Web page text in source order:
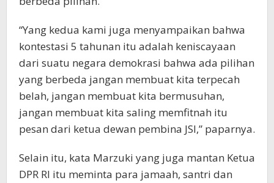
“Yang kedua kami juga menyampaikan bahwa
kontestasi 5 tahunan itu adalah keniscayaan
dari suatu negara demokrasi bahwa ada pilihan
yang berbeda jangan membuat kita terpecah
belah, jangan membuat kita bermusuhan,
jangan membuat kita saling memfitnah itu
pesan dari ketua dewan pembina JSI,” paparnya.
Selain itu, kata Marzuki yang juga mantan Ketua
DPR RI itu meminta para jamaah, santri dan